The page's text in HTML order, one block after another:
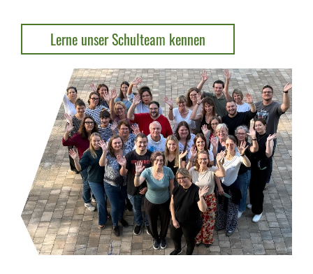
Lerne unser Schulteam kennen